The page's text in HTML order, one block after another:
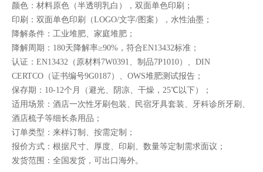
颜色：材料原色（半透明乳白），双面单色印刷；
印刷：双面单色印刷（LOGO/文字/图案），水性油墨；
降解条件：工业堆肥、家庭堆肥；
降解周期：180天降解率≥90%，符合EN13432标准；
认证：EN13432（原材料7W0391、制品7P1010）、DIN
CERTCO（证书编号9G0187）、OWS堆肥测试报告；
保存期：10-12个月（避光、阴凉、干燥，25℃以下）；
适用场景：酒店一次性牙刷包装、民宿牙具套装、牙科诊所牙刷、
酒店梳子等细长条用品；
订单类型：来样订制、按需定制；
报价方式：根据尺寸、厚度、印刷、数量等定制需求面议；
发货范围：全国发货，可出口海外。